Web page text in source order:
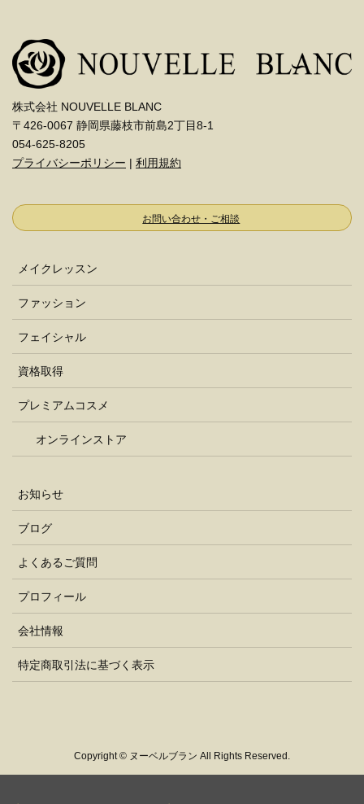
株式会社 NOUVELLE BLANC
〒426-0067 静岡県藤枝市前島2丁目8-1
054-625-8205
プライバシーポリシー | 利用規約
お問い合わせ・ご相談
メイクレッスン
ファッション
フェイシャル
資格取得
プレミアムコスメ
オンラインストア
お知らせ
ブログ
よくあるご質問
プロフィール
会社情報
特定商取引法に基づく表示
Copyright © ヌーベルブラン All Rights Reserved.